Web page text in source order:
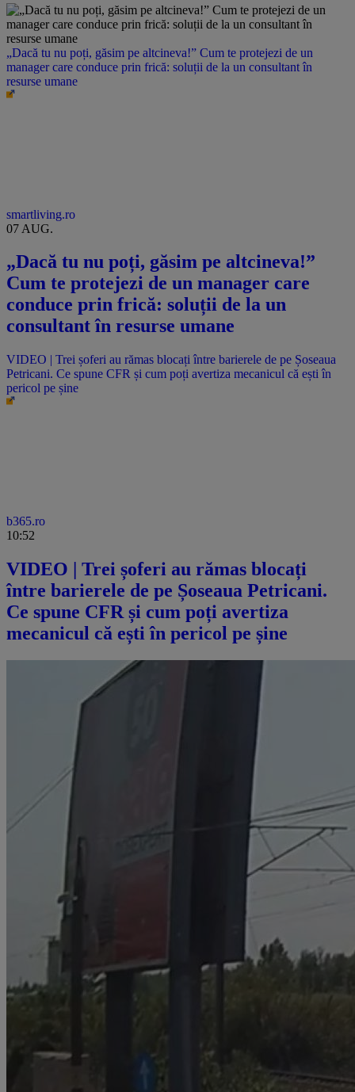
„Dacă tu nu poți, găsim pe altcineva!” Cum te protejezi de un
manager care conduce prin frică: soluții de la un consultant în
resurse umane
smartliving.ro
07 AUG.
„Dacă tu nu poți, găsim pe altcineva!”
Cum te protejezi de un manager care
conduce prin frică: soluții de la un
consultant în resurse umane
VIDEO | Trei șoferi au rămas blocați între barierele de pe Șoseaua
Petricani. Ce spune CFR și cum poți avertiza mecanicul că ești în
pericol pe șine
b365.ro
10:52
VIDEO | Trei șoferi au rămas blocați
între barierele de pe Șoseaua Petricani.
Ce spune CFR și cum poți avertiza
mecanicul că ești în pericol pe șine